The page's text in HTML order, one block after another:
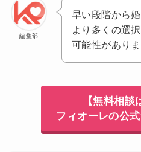
編集部
早い段階から
より多くの選
可能性がありま
【無料相談
フィオーレの公